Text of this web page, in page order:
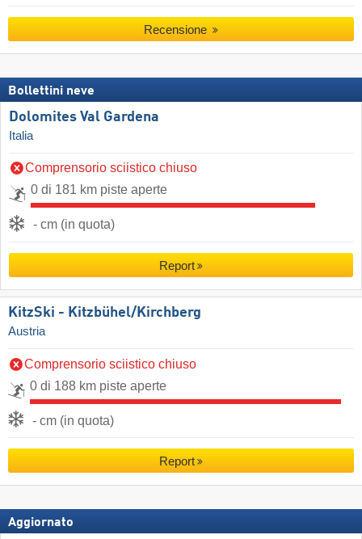
Recensione
Bollettini neve
Dolomites Val Gardena
Italia
Comprensorio sciistico chiuso
0 di 181 km piste aperte
- cm (in quota)
Report
KitzSki - Kitzbühel/​Kirchberg
Austria
Comprensorio sciistico chiuso
0 di 188 km piste aperte
- cm (in quota)
Report
Aggiornato